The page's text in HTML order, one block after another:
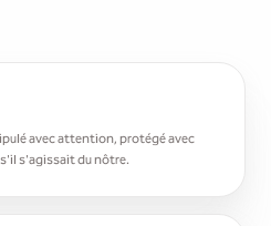
avec attention, protégé avec
s'agissait du nôtre.